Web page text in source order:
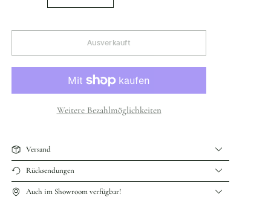
Ausverkauft
Weitere Bezahlmöglichkeiten
Versand
Rücksendungen
Auch im Showroom verfügbar!